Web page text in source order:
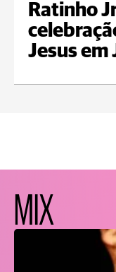
Ratinho
Jesus em
MIX